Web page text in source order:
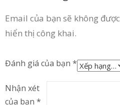
Email của bạn sẽ không được
hiển thị công khai.
Đánh giá của bạn *
Nhận xét
của bạn *